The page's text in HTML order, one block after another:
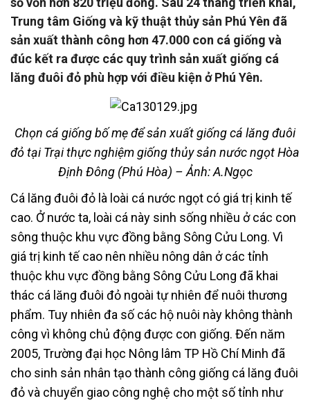
Trung tâm Giống và kỹ thuật thủy sản Phú Yên đã
sản xuất thành công hơn 47.000 con cá giống và
đúc kết ra được các quy trình sản xuất giống cá
lăng đuôi đỏ phù hợp với điều kiện ở Phú Yên.
Chọn cá giống bố mẹ để sản xuất giống cá lăng đuôi
đỏ tại Trại thực nghiệm giống thủy sản nước ngọt Hòa
Định Đông (Phú Hòa) – Ảnh: A.Ngọc
Cá lăng đuôi đỏ là loài cá nước ngọt có giá trị kinh tế
cao. Ở nước ta, loài cá này sinh sống nhiều ở các con
sông thuộc khu vực đồng bằng Sông Cửu Long. Vì
giá trị kinh tế cao nên nhiều nông dân ở các tỉnh
thuộc khu vực đồng bằng Sông Cửu Long đã khai
thác cá lăng đuôi đỏ ngoài tự nhiên để nuôi thương
phẩm. Tuy nhiên đa số các hộ nuôi này không thành
công vì không chủ động được con giống. Đến năm
2005, Trường đại học Nông lâm TP Hồ Chí Minh đã
cho sinh sản nhân tạo thành công giống cá lăng đuôi
đỏ và chuyển giao công nghệ cho một số tỉnh như